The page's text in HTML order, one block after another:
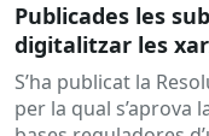
Publicades les
digitalitzar les
S’ha publicat la
per la qual s’aprova